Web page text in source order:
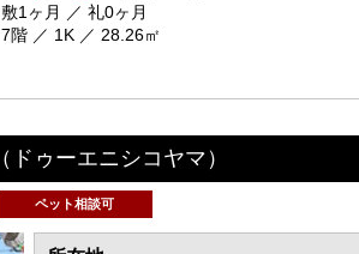
敷1ヶ月 ／ 礼0ヶ月
7階 ／ 1K ／ 28.26㎡
（ドゥーエニシコヤマ）
ペット相談可